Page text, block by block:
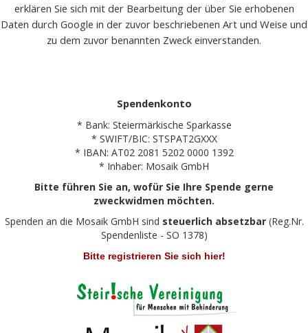
erklären Sie sich mit der Bearbeitung der über Sie erhobenen
Daten durch Google in der zuvor beschriebenen Art und Weise und
zu dem zuvor benannten Zweck einverstanden.
Spendenkonto
* Bank: Steiermärkische Sparkasse
* SWIFT/BIC: STSPAT2GXXX
* IBAN: AT02 2081 5202 0000 1392
* Inhaber: Mosaik GmbH
Bitte führen Sie an, wofür Sie Ihre Spende gerne
zweckwidmen möchten.
Spenden an die Mosaik GmbH sind steuerlich absetzbar(Reg.Nr.
Spendenliste - SO 1378)
Bitte registrieren Sie sich hier!